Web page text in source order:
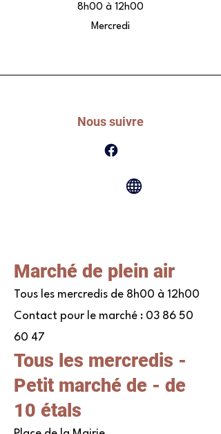
8h00 à 12h00
Mercredi
Nous suivre
Marché de plein air
Tous les mercredis de 8h00 à 12h00
Contact pour le marché : 03 86 50
60 47
Tous les mercredis -
Petit marché de - de
10 étals